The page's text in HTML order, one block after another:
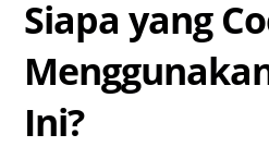
Siapa yang
Ini?